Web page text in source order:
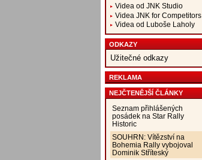
Videa od JNK Studio
Videa JNK for Competitors
Videa od Luboše Laholy
ODKAZY
Užitečné odkazy
REKLAMA
NEJČTENĚJŠÍ ČLÁNKY
Seznam přihlášených
posádek na Star Rally
Historic
SOUHRN: Vítězství na
Bohemia Rally vybojoval
Dominik Stříteský